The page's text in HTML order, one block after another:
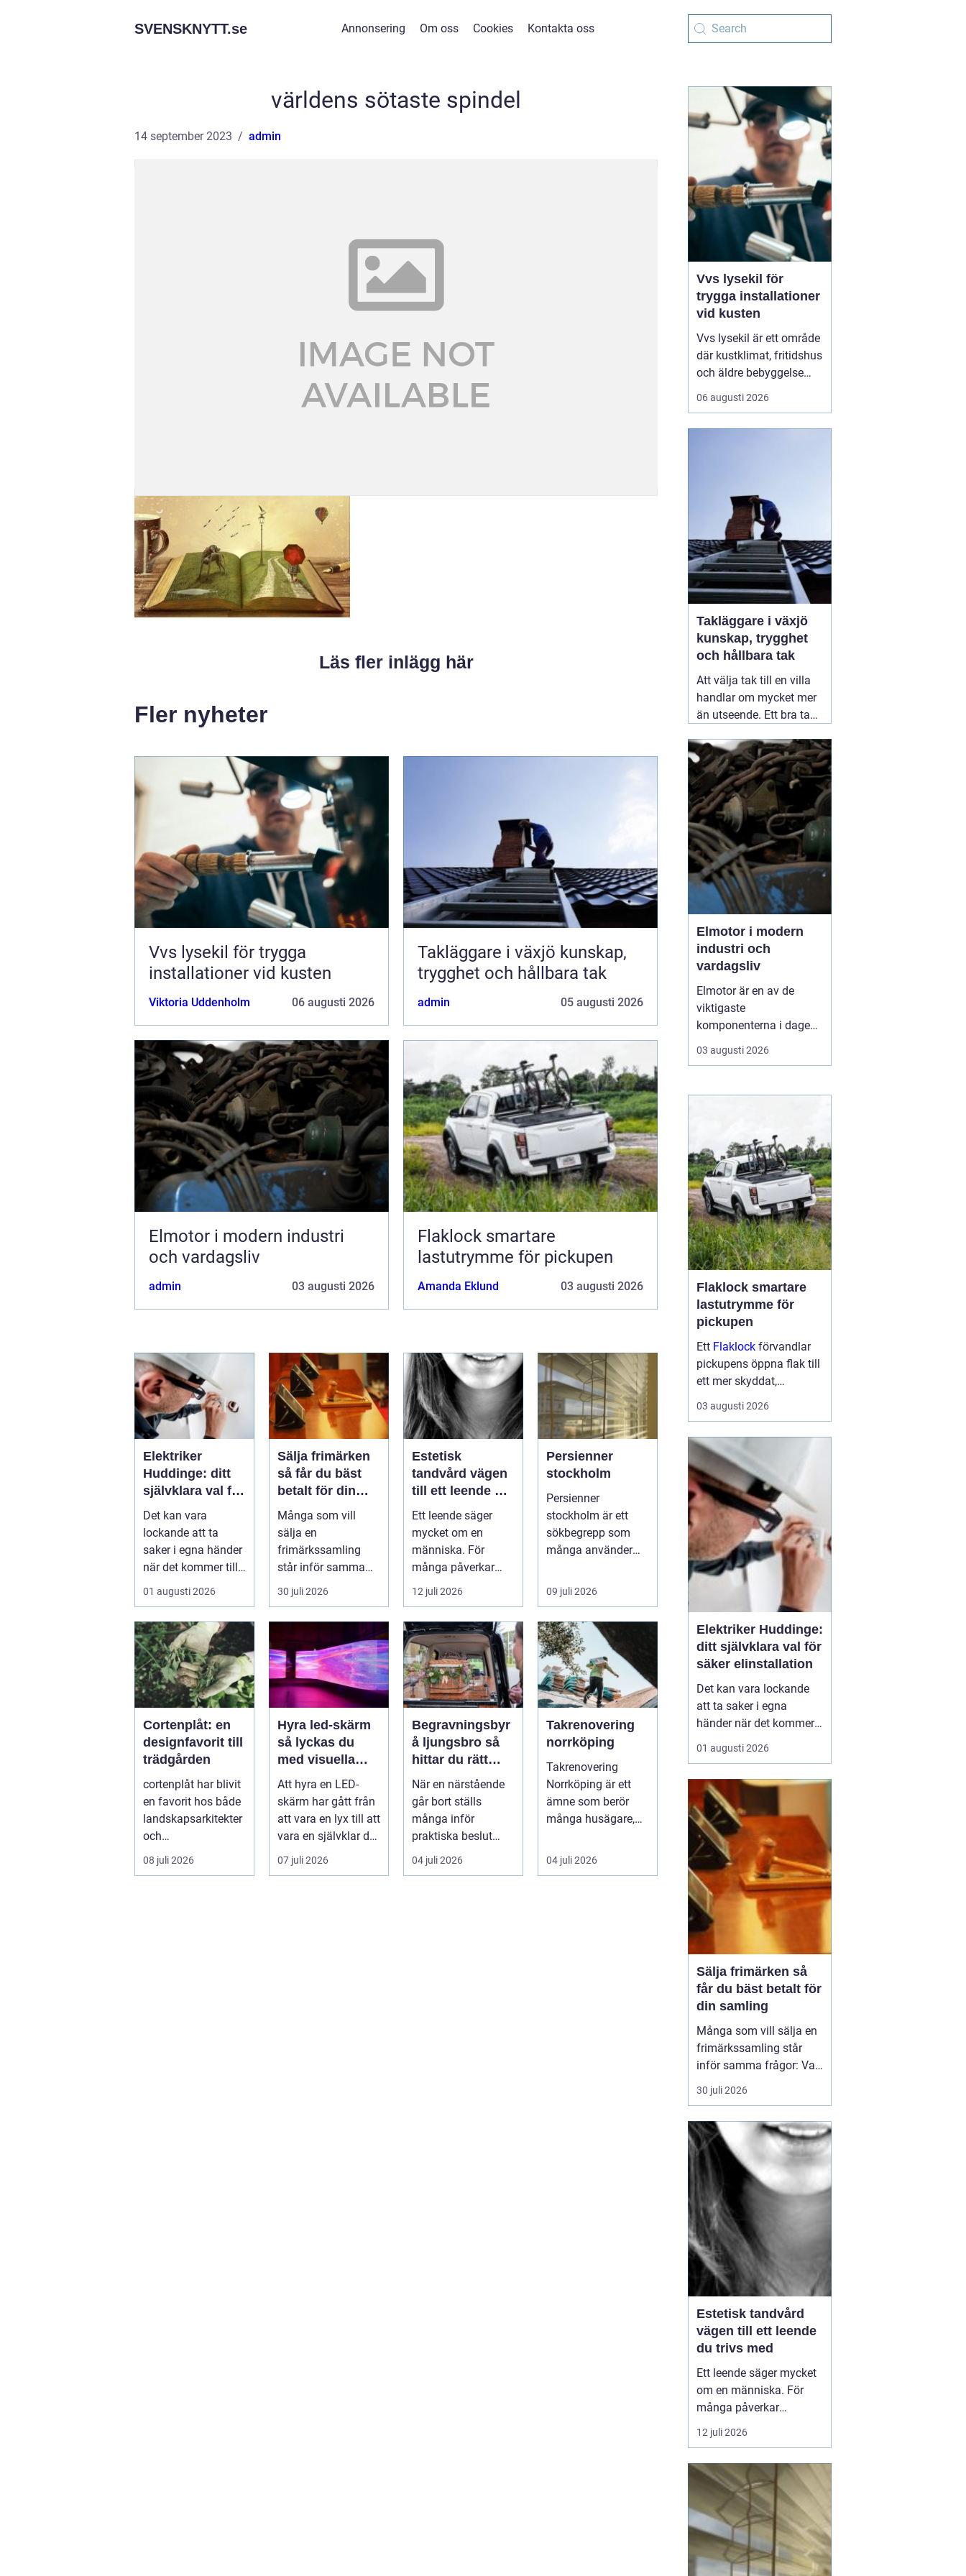
SVENSKNYTT.se Annonsering Om oss Cookies Kontakta oss
världens sötaste spindel
14 september 2023 admin
Läs fler inlägg här
Fler nyheter
Vvs lysekil för trygga
installationer vid kusten
Viktoria Uddenholm 06 augusti 2026
Takläggare i växjö kunskap,
trygghet och hållbara tak
admin 05 augusti 2026
Elmotor i modern industri
och vardagsliv
admin 03 augusti 2026
Flaklock smartare
lastutrymme för pickupen
Amanda Eklund 03 augusti 2026
Elektriker
Huddinge: ditt
självklara val för
säker
elinstallation
Det kan vara
lockande att ta
saker i egna händer
när det kommer till
hemförbättr...
01 augusti 2026
Sälja frimärken
så får du bäst
betalt för din
samling
Många som vill
sälja en
frimärkssamling
står inför samma
frågor: Vad är
samlingen värd?
Var vänder m...
30 juli 2026
Estetisk
tandvård vägen
till ett leende du
trivs med
Ett leende säger
mycket om en
människa. För
många påverkar
tändernas utseende
både
självförtroendet ...
12 juli 2026
Persienner
stockholm
Persienner
stockholm är ett
sökbegrepp som
många använder
praktiska och
snygga so...
09 juli 2026
Cortenplåt: en
designfavorit till
trädgården
cortenplåt har blivit
en favorit hos både
landskapsarkitekter
och
trädgårdsentusiaste
r. Det är ett m...
08 juli 2026
Hyra led-skärm
så lyckas du
med visuella
upplevelser på
event
Att hyra en LED-
skärm har gått från
att vara en lyx till att
vara en självklar del
på många event,
m...
07 juli 2026
Begravningsbyr
å ljungsbro så
hittar du rätt
stöd i en svår tid
När en närstående
går bort ställs
många inför
praktiska beslut
mitt i sorgen. Frågor
om ceremoni, ju...
04 juli 2026
Takrenovering
norrköping
Takrenovering
Norrköping är ett
ämne som berör
många husägare,
gar och fastighets...
04 juli 2026
Vvs lysekil för
trygga installationer
vid kusten
Vvs lysekil är ett område
där kustklimat, fritidshus
och äldre bebyggelse
ställer extra höga krav
på rörarbeten,
av återkommande
säsongsproblem, akuta
läckage och behov...
06 augusti 2026
Takläggare i växjö
kunskap, trygghet
och hållbara tak
Att välja tak till en villa
handlar om mycket mer
än utseende. Ett bra tak
snö, blåst och fukt, och
påverkar både
inomhusklimat och
ekonomi. I en stad med
skiftande väder som
Växjö blir valet av
material, utförande05
augusti 2026
Elmotor i modern
industri och
vardagsliv
Elmotor är en av de
viktigaste
komponenterna i dagens
samhälle, från små
hushållsapparater till
En väl vald och rättskött
03 augusti 2026
Flaklock smartare
lastutrymme för
pickupen
Ett Flaklock förvandlar
pickupens öppna flak till
ett mer skyddat,
praktiskt och ibland
också mer bränslesnålt
är skillnaden tydlig
redan efter första
veckan: mindre stök,
torrar...
03 augusti 2026
Elektriker Huddinge:
ditt självklara val för
säker elinstallation
Det kan vara lockande
att ta saker i egna
händer när det kommer
till hemförbättringar,
men när det handlar om
alltid bäst att vända sig
till ett proffs. I Huddinge
finns det många ...
01 augusti 2026
Sälja frimärken så
får du bäst betalt för
din samling
Många som vill sälja en
frimärkssamling står
inför samma frågor: Vad
är samlingen värd? Var
vänder man sig? Och hur
för billigt? Oavsett om
samlingen är egen, ärvd
eller del av ett dödsbo
går det att skapa
ordning, få en rättvi...
30 juli 2026
Estetisk tandvård
vägen till ett leende
du trivs med
Ett leende säger mycket
om en människa. För
många påverkar
tändernas utseende
både självförtroendet
sociala situationer.
estetisk tandvård
handlar om att skapa
et...
12 juli 2026